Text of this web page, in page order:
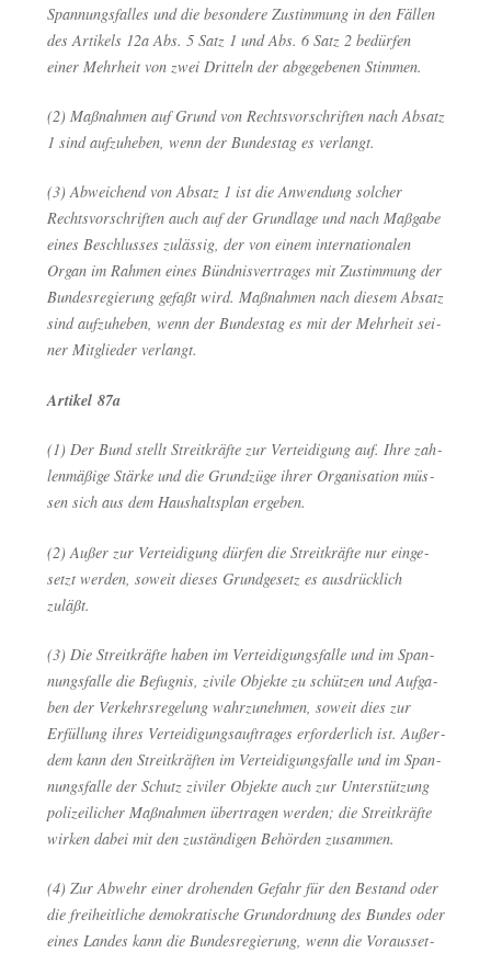
Span­nungs­fal­les und die beson­de­re Zustim­mung in den Fäl­len
des Arti­kels 12a Abs. 5 Satz 1 und Abs. 6 Satz 2 bedür­fen
einer Mehr­heit von zwei Drit­teln der abge­ge­be­nen Stimmen.
(2) Maß­nah­men auf Grund von Rechts­vor­schrif­ten nach Absatz
1 sind auf­zu­he­ben, wenn der Bun­des­tag es verlangt.
(3) Abwei­chend von Absatz 1 ist die Anwen­dung sol­cher
Rechts­vor­schrif­ten auch auf der Grund­la­ge und nach Maß­ga­be
eines Beschlus­ses zuläs­sig, der von einem inter­na­tio­na­len
Organ im Rah­men eines Bünd­nis­ver­tra­ges mit Zustim­mung der
Bun­des­re­gie­rung gefaßt wird. Maß­nah­men nach die­sem Absatz
sind auf­zu­he­ben, wenn der Bun­des­tag es mit der Mehr­heit sei­
ner Mit­glie­der verlangt.
Arti­kel 87a
(1) Der Bund stellt Streit­kräf­te zur Ver­tei­di­gung auf. Ihre zah­
len­mä­ßi­ge Stär­ke und die Grund­zü­ge ihrer Orga­ni­sa­ti­on müs­
sen sich aus dem Haus­halts­plan ergeben.
(2) Außer zur Ver­tei­di­gung dür­fen die Streit­kräf­te nur ein­ge­
setzt wer­den, soweit die­ses Grund­ge­setz es aus­drück­lich
zuläßt.
(3) Die Streit­kräf­te haben im Ver­tei­di­gungs­fal­le und im Span­
nungs­fal­le die Befug­nis, zivi­le Objek­te zu schüt­zen und Auf­ga­
ben der Ver­kehrs­re­ge­lung wahr­zu­neh­men, soweit dies zur
Erfül­lung ihres Ver­tei­di­gungs­auf­tra­ges erfor­der­lich ist. Außer­
dem kann den Streit­kräf­ten im Ver­tei­di­gungs­fal­le und im Span­
nungs­fal­le der Schutz zivi­ler Objek­te auch zur Unter­stüt­zung
poli­zei­li­cher Maß­nah­men über­tra­gen wer­den; die Streit­kräf­te
wir­ken dabei mit den zustän­di­gen Behör­den zusammen.
(4) Zur Abwehr einer dro­hen­den Gefahr für den Bestand oder
die frei­heit­li­che demo­kra­ti­sche Grund­ord­nung des Bun­des oder
eines Lan­des kann die Bun­des­re­gie­rung, wenn die Vor­aus­set­